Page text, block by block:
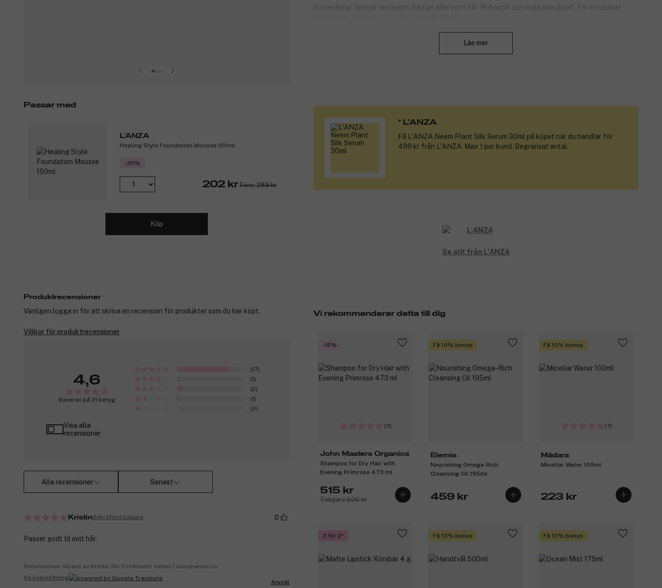
Användning: Spraya i antingen fuktigt eller torrt hår. Rufsa till och styla som du vill. För en ultimat
Läs mer
* L'ANZA
Få
L'ANZA Neem Plant Silk Serum 30ml på köpet när du handlar för
499 kr från L'ANZA. Max 1 per kund. Begränsat antal.
Passar med
L'ANZA
Healing Style Foundation Mousse 150ml
-30%
202 kr Före: 289 kr
Köp
Se allt från L'ANZA
Vi rekommenderar detta till dig
-15%
(3)
John Masters Organics
Shampoo for Dry Hair with
Evening Primrose 473 ml
515 kr
Tidigare 606 kr
Få 10% bonus
Elemis
Nourishing Omega-Rich
Cleansing Oil 195ml
459 kr
Få 10% bonus
(7)
Mádara
Micellar Water 100ml
223 kr
3 för 2 Få 10% bonus Få 10% bonus
Produktrecensioner
Vänligen logga in för att skriva en recension för produkter som du har köpt.
Villkor för produktrecensioner
4,6
Baserat på 21 betyg
(17)
(1)
(2)
(1)
(0)
Visa alla
recensioner
Alla recensioner Senast
KristinBekräftad köpare 0
Passer godt til mitt hår.
Recensionen skrevs av Kristin för 11 månader sedan | cocopanda.no
Se översättning
Anmäl